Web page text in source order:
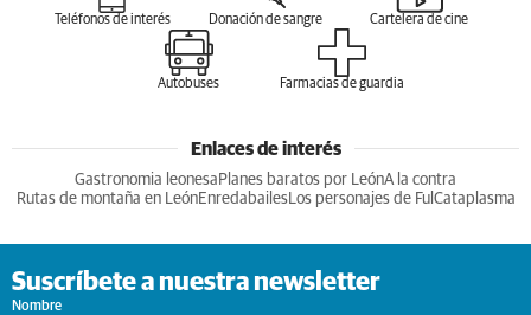
Teléfonos de interés Donación de sangre Cartelera de cine
Autobuses Farmacias de guardia
Enlaces de interés
Gastronomia leonesa Planes baratos por LeónA la contra
Rutas de montaña en LeónEnredabailesLos personajes de Ful Cataplasma
Suscríbete a nuestra newsletter
Nombre